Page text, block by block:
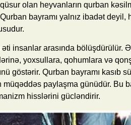
olan heyvanların qurban
bayramı yalnız ibadət deyil,
əti insanlar arasında bölüşdürülür.
yoxsullara, qohumlara və
göstərir. Qurban bayramı kasıb
paylaşma günüdür. Bu
hisslərini gücləndirir.